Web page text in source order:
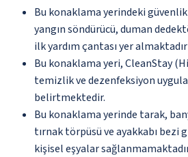
Bu konaklama yerindeki
yangın söndürücü, duman
ilk yardım çantası yer almaktadır
Bu konaklama yeri, CleanStay
temizlik ve dezenfeksiyon
belirtmektedir.
Bu konaklama yerinde tarak,
tırnak törpüsü ve ayakkabı bezi
kişisel eşyalar